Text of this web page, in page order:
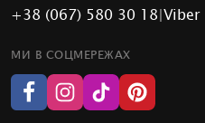
+38 (067) 580 30 18|Viber
МИ В СОЦМЕРЕЖАХ